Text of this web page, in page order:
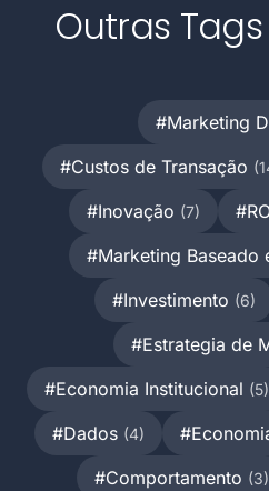
Outras
#Marketing
#Custos de Transação
#Inovação (7)
#Marketing Baseado
#Investimento (6)
#Estrategia de
#Economia Institucional (5)
#Dados (4)
#Comportamento (3)